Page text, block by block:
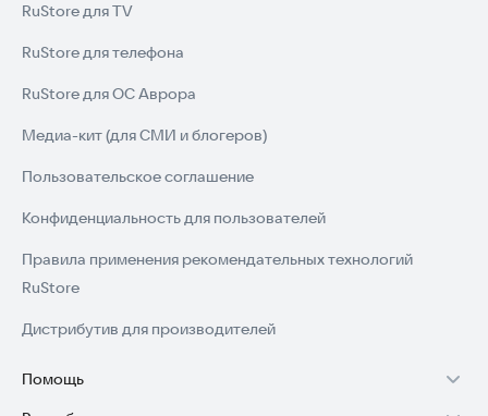
RuStore для TV
RuStore для телефона
RuStore для ОС Аврора
Медиа-кит (для СМИ и блогеров)
Пользовательское соглашение
Конфиденциальность для пользователей
Правила применения рекомендательных технологий
RuStore
Дистрибутив для производителей
Помощь